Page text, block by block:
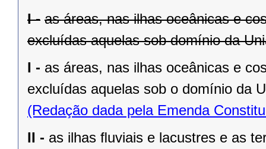
I - as áreas, nas ilhas oceânicas e
excluídas aquelas sob domínio da
I - as áreas, nas ilhas oceânicas e
excluídas aquelas sob o domínio da
(Redação dada pela Emenda
II - as ilhas ﬂuviais e lacustres e as